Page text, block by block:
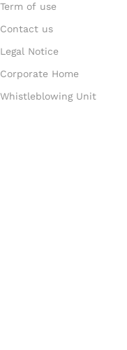
Term of use
Contact us
Legal Notice
Corporate Home
Whistleblowing Unit